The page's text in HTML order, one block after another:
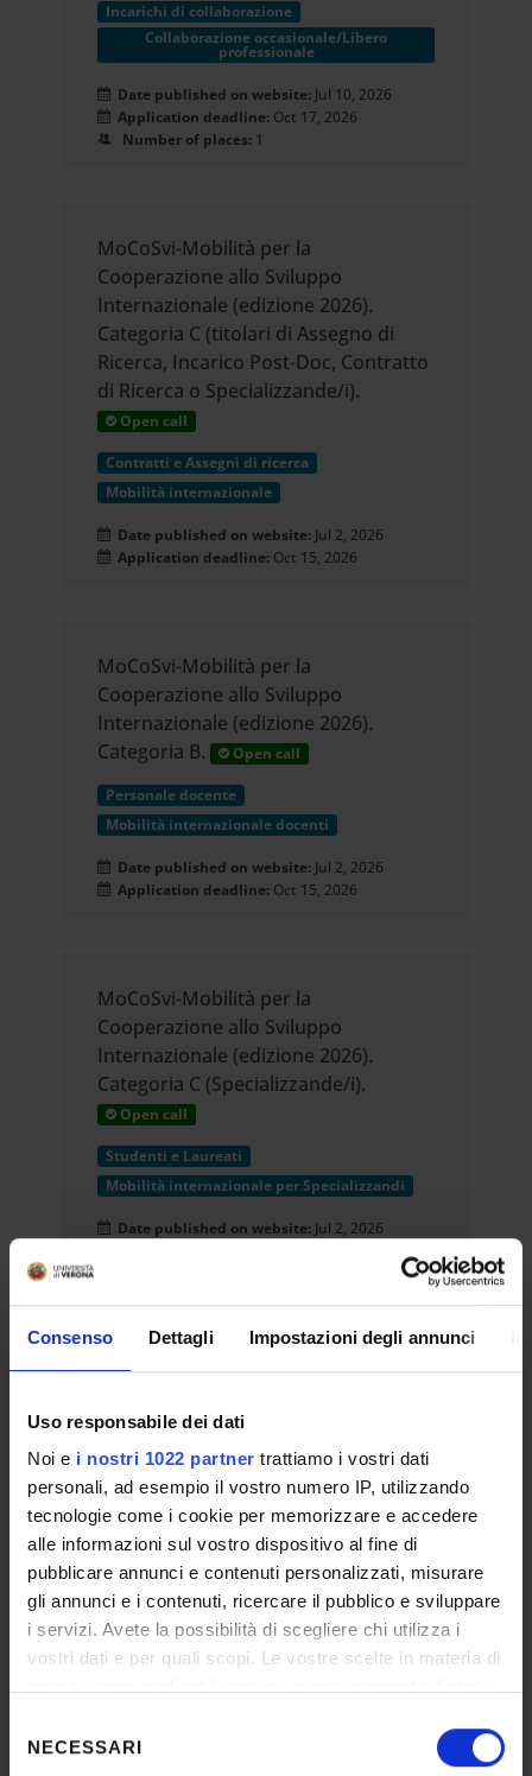
Consenso Dettagli Impostazioni degli annunci
Uso responsabile dei dati
Noi e i nostri 1022 partner trattiamo i vostri dati
personali, ad esempio il vostro numero IP, utilizzando
tecnologie come i cookie per memorizzare e accedere
alle informazioni sul vostro dispositivo al fine di
pubblicare annunci e contenuti personalizzati, misurare
gli annunci e i contenuti, ricercare il pubblico e sviluppare
i servizi. Avete la possibilità di scegliere chi utilizza i
vostri dati e per quali scopi. Le vostre scelte in materia di
modificare o revocare il proprio consenso in qualsiasi
delNECESSARI
Incarichi di collaborazione
Collaborazione occasionale/Libero
professionale
Date published on website: Jul 10, 2026
Application deadline: Oct 17, 2026
Number of places: 1
MoCoSvi-Mobilità per la
Cooperazione allo Sviluppo
Internazionale (edizione 2026).
Categoria C (titolari di Assegno di
Ricerca, Incarico Post-Doc, Contratto
di Ricerca o Specializzande/i).
Open call
Contratti e Assegni di ricerca
Mobilità internazionale
Date published on website: Jul 2, 2026
Application deadline: Oct 15, 2026
MoCoSvi-Mobilità per la
Cooperazione allo Sviluppo
Internazionale (edizione 2026).
Categoria B.
Open call
Personale docente
Mobilità internazionale docenti
Date published on website: Jul 2, 2026
Application deadline: Oct 15, 2026
MoCoSvi-Mobilità per la
Cooperazione allo Sviluppo
Internazionale (edizione 2026).
Categoria C (Specializzande/i).
Open call
Studenti e Laureati
Mobilità internazionale per Specializzandi
Date published on website: Jul 2, 2026
Internazionale,edizione 2026
development cooperation (A type,
2026 edition)
Visiting Researchers & Professors
Mobilità per attività didattica e/o di ricerca -
Teaching and/or Research mobility
Date published on website:Jul 2, 2026
Application deadline: Oct 15, 2026
AVVISO PER LA DOPPIA CARRIERA